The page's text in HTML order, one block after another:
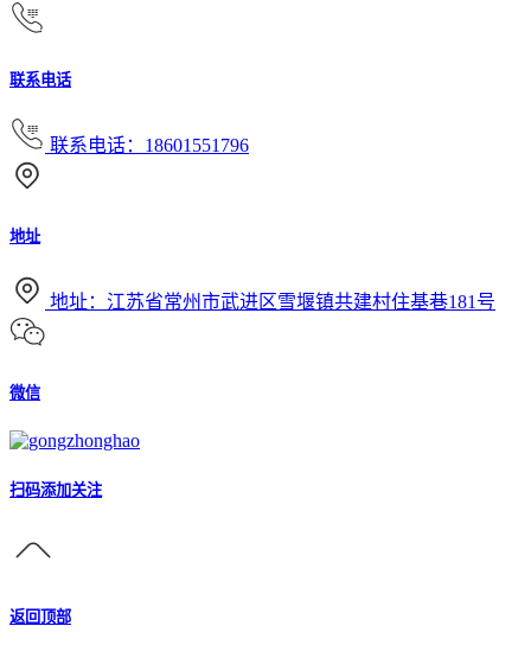
联系电话
联系电话：18601551796
地址
地址：江苏省常州市武进区雪堰镇共建村住基巷181号
微信
扫码添加关注
返回顶部